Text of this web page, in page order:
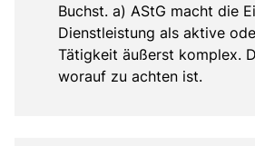
Buchst. a) AStG macht die
Dienstleistung als aktive
Tätigkeit äußerst komplex.
worauf zu achten ist.